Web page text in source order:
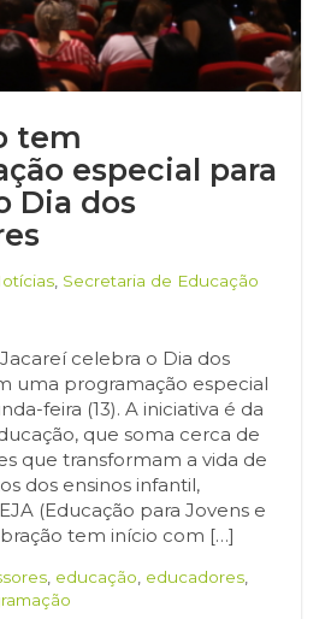
tem
especial para
Dia dos
Secretaria de Educação
celebra o Dia dos
uma programação especial
feira (13). A iniciativa é da
que soma cerca de
que transformam a vida de
dos ensinos infantil,
(Educação para Jovens e
tem início com […]
educação educadores